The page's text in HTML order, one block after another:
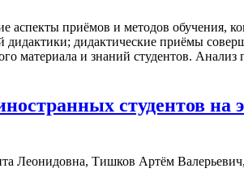
приёмов и методов обучения,
дидактические приёмы
материала и знаний студентов.
студентов на
Леонидовна, Тишков Артём